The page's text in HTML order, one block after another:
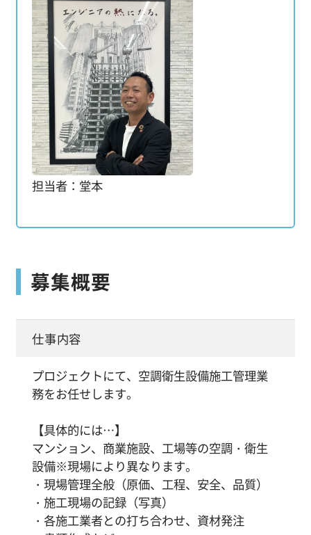
担当者：堂本
募集概要
仕事内容
プロジェクトにて、空調衛生設備施工管理業
務をお任せします。
【具体的には…】
マンション、商業施設、工場等の空調・衛生
設備※現場により異なります。
・現場管理全般（原価、工程、安全、品質）
・施工現場の記録（写真）
・各施工業者との打ち合わせ、資材発注